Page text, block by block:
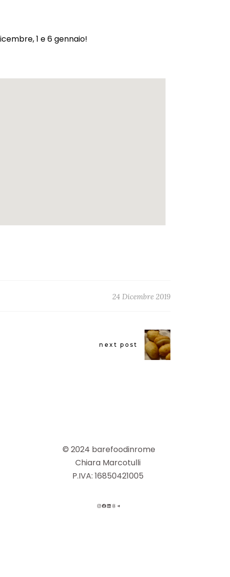
1 e 6 gennaio!
24 Dicembre 2019
next post
© 2024 barefoodinrome
Chiara Marcotulli
P.IVA: 16850421005